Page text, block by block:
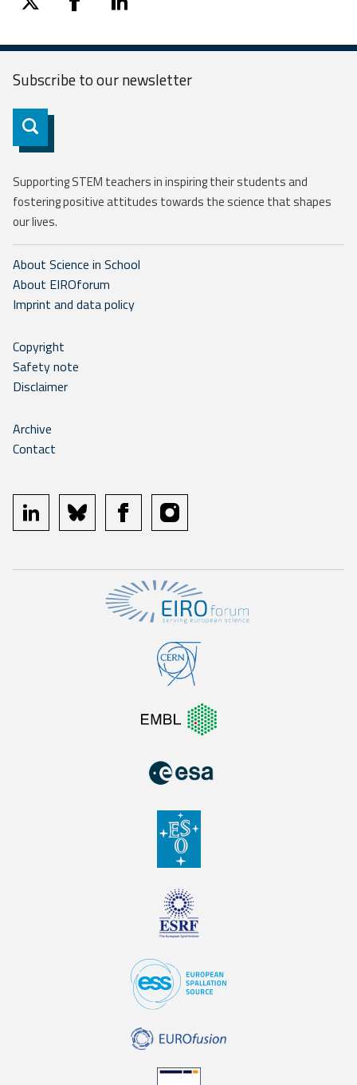
twitter facebooklinkedin
Subscribe to ournewsletter
Subscribe
Supporting STEM teachers in inspiring their students and
fostering positive attitudes towards the science that shapes
our lives.
About Science in School
About EIROforum
Imprint and data policy
Copyright
Safety note
Disclaimer
Archive
Contact
linkedin bluesky facebookinstagram